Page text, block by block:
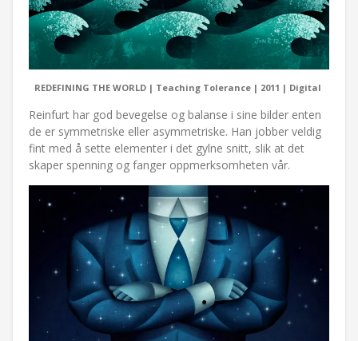
REDEFINING THE WORLD | Teaching Tolerance | 2011 | Digital
Reinfurt har god bevegelse og balanse i sine bilder enten
de er symmetriske eller asymmetriske. Han jobber veldig
fint med å sette elementer i det gylne snitt, slik at det
skaper spenning og fanger oppmerksomheten vår.